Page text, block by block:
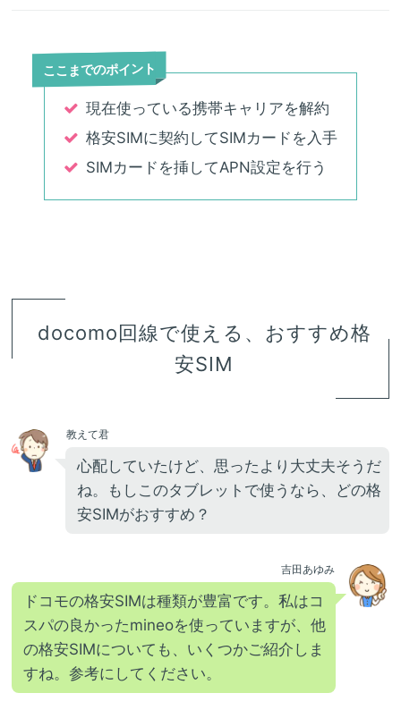
ここまでのポイント
現在使っている携帯キャリアを解約
格安SIMに契約してSIMカードを入手
SIMカードを挿してAPN設定を行う
docomo回線で使える、おすすめ格
安SIM
教えて君
心配していたけど、思ったより大丈夫そうだ
ね。もしこのタブレットで使うなら、どの格
安SIMがおすすめ？
吉田あゆみ
ドコモの格安SIMは種類が豊富です。私はコ
スパの良かったmineoを使っていますが、他
の格安SIMについても、いくつかご紹介しま
すね。参考にしてください。